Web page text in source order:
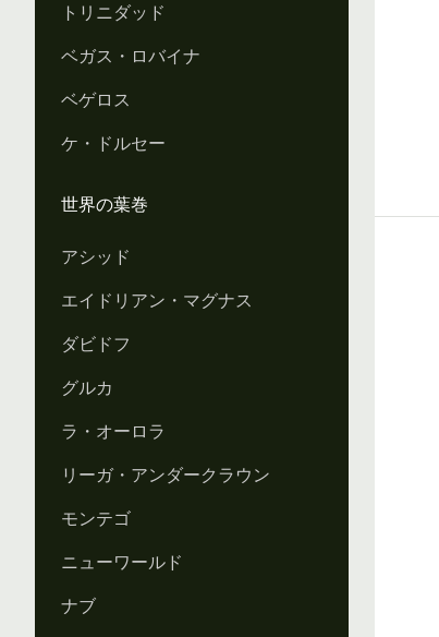
トリニダッド
ベガス・ロバイナ
ベゲロス
ケ・ドルセー
世界の葉巻
アシッド
エイドリアン・マグナス
ダビドフ
グルカ
ラ・オーロラ
リーガ・アンダークラウン
モンテゴ
ニューワールド
ナブ